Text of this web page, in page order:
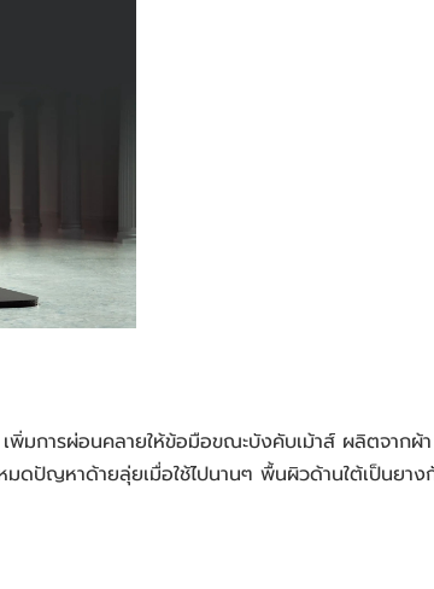
มการผ่อนคลายให้ข้อมือขณะบังคับเม้าส์ ผลิตจาก
ดปัญหาด้ายลุ่ยเมื่อใช้ไปนานๆ พื้นผิวด้านใต้เป็นยา